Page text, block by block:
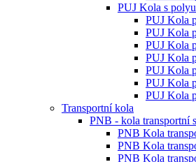
PUJ Kola s
PUJ Kola
PUJ Kola
PUJ Kola
PUJ Kola
PUJ Kola
PUJ Kola
PUJ Kola
Transportní kola
PNB - kola transportní
PNB Kola
PNB Kola
PNB Kola